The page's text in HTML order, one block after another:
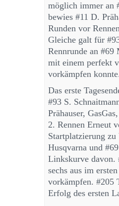
möglich immer an
bewies #11 D.
Runden vor
Gleiche galt für
Rennrunde an #69
mit einem perfekt
vorkämpfen
Das erste
#93 S.
Prähauser,
2. Rennen Erneut
Startplatzierung
Husqvarna und
Linkskurve davon.
sechs aus im
vorkämpfen. #205
Erfolg des ersten